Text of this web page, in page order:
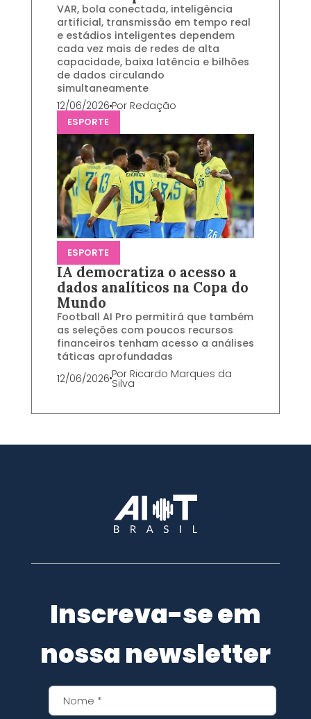
VAR, bola conectada, inteligência
artificial, transmissão em tempo real
e estádios inteligentes dependem
cada vez mais de redes de alta
capacidade, baixa latência e bilhões
de dados circulando
simultaneamente
12/06/2026Por Redação
ESPORTE
ESPORTE
IA democratiza o acesso a
dados analíticos na Copa do
Mundo
Football AI Pro permitirá que também
as seleções com poucos recursos
financeiros tenham acesso a análises
táticas aprofundadas
12/06/2026 Por Ricardo Marques da
Silva
Inscreva-se em
nossa newsletter